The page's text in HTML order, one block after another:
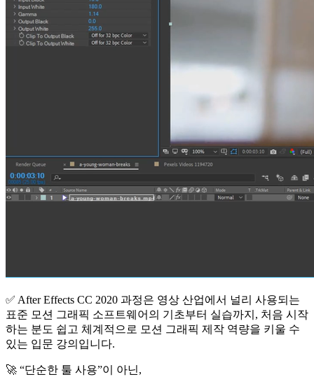
✅ After Effects CC 2020 과정은 영상 산업에서 널리 사용되는
표준 모션 그래픽 소프트웨어의 기초부터 실습까지, 처음 시작
하는 분도 쉽고 체계적으로 모션 그래픽 제작 역량을 키울 수
있는 입문 강의입니다.
🚀 “단순한 툴 사용”이 아닌,